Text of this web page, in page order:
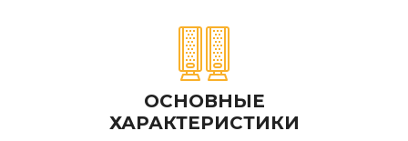
ОСНОВНЫЕ
ХАРАКТЕРИСТИКИ